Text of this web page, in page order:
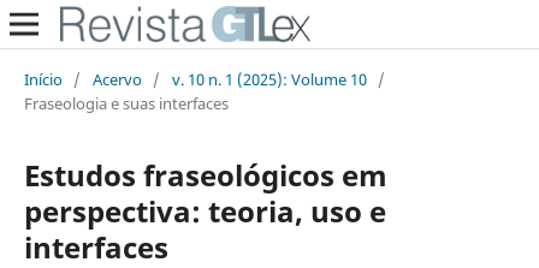
Início / Acervo / v. 10 n. 1 (2025): Volume 10 /
Fraseologia e suas interfaces
Estudos fraseológicos em
perspectiva: teoria, uso e
interfaces